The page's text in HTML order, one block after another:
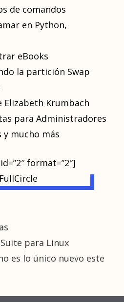
de comandos
en Python,
eBooks
la partición Swap
Elizabeth Krumbach
para Administradores
mucho más
format=”2″]
para Linux
es lo único nuevo este